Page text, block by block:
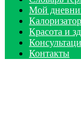
Мой
Калоризатор
Красота и
Контакты